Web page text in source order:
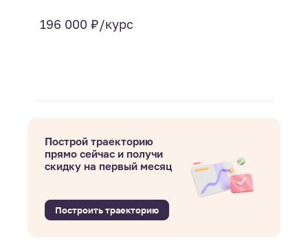
196 000 ₽/курс
Построй траекторию
прямо сейчас и получи
скидку на первый месяц
Построить траекторию